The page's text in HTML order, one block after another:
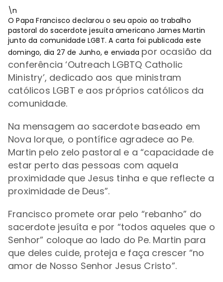
\n
O Papa Francisco declarou o seu apoio ao trabalho
pastoral do sacerdote jesuíta americano James Martin
junto da comunidade LGBT. A carta foi publicada este
domingo, dia 27 de Junho, e enviada por ocasião da
conferência ‘Outreach LGBTQ Catholic
Ministry’, dedicado aos que ministram
católicos LGBT e aos próprios católicos da
comunidade.
Na mensagem ao sacerdote baseado em
Nova Iorque, o pontífice agradece ao Pe.
Martin pelo zelo pastoral e a “capacidade de
estar perto das pessoas com aquela
proximidade que Jesus tinha e que reflecte a
proximidade de Deus”.
Francisco promete orar pelo “rebanho” do
sacerdote jesuíta e por “todos aqueles que o
Senhor” coloque ao lado do Pe. Martin para
que deles cuide, proteja e faça crescer“no
amor de Nosso Senhor Jesus Cristo”.